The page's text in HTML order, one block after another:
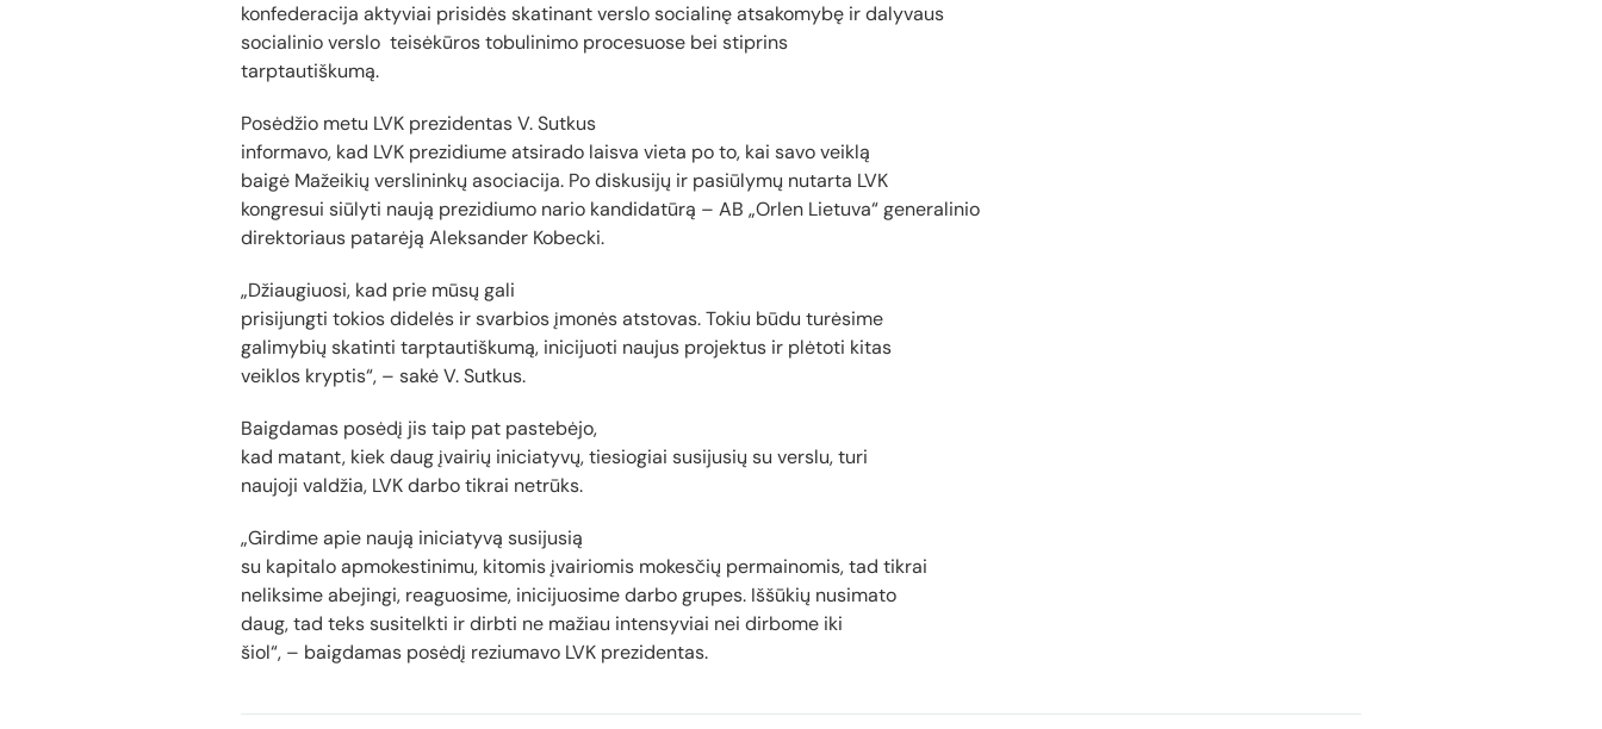
konfederacija aktyviai prisidės skatinant verslo socialinę atsakomybę ir dalyvaus
socialinio verslo teisėkūros tobulinimo procesuose bei stiprins
tarptautiškumą.
Posėdžio metu LVK prezidentas V. Sutkus
informavo, kad LVK prezidiume atsirado laisva vieta po to, kai savo veiklą
baigė Mažeikių verslininkų asociacija. Po diskusijų ir pasiūlymų nutarta LVK
kongresui siūlyti naują prezidiumo nario kandidatūrą – AB „Orlen Lietuva“ generalinio
direktoriaus patarėją Aleksander Kobecki.
„Džiaugiuosi, kad prie mūsų gali
prisijungti tokios didelės ir svarbios įmonės atstovas. Tokiu būdu turėsime
galimybių skatinti tarptautiškumą, inicijuoti naujus projektus ir plėtoti kitas
veiklos kryptis“, – sakė V. Sutkus.
Baigdamas posėdį jis taip pat pastebėjo,
kad matant, kiek daug įvairių iniciatyvų, tiesiogiai susijusių su verslu, turi
naujoji valdžia, LVK darbo tikrai netrūks.
„Girdime apie naują iniciatyvą susijusią
su kapitalo apmokestinimu, kitomis įvairiomis mokesčių permainomis, tad tikrai
neliksime abejingi, reaguosime, inicijuosime darbo grupes. Iššūkių nusimato
daug, tad teks susitelkti ir dirbti ne mažiau intensyviai nei dirbome iki
šiol“, – baigdamas posėdį reziumavo LVK prezidentas.